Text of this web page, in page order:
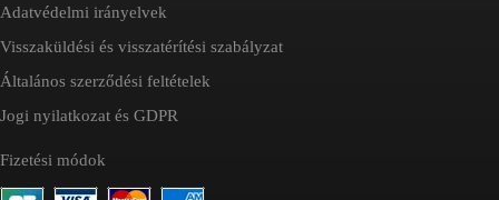
Adatvédelmi irányelvek
Visszaküldési és visszatérítési szabályzat
Általános szerződési feltételek
Jogi nyilatkozat és GDPR
Fizetési módok